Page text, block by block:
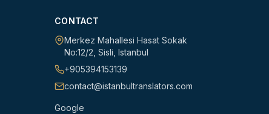
CONTACT
Merkez Mahallesi Hasat Sokak
No:12/2 Sisli Istanbul
+905394153139
contact@istanbultranslators.com
Google